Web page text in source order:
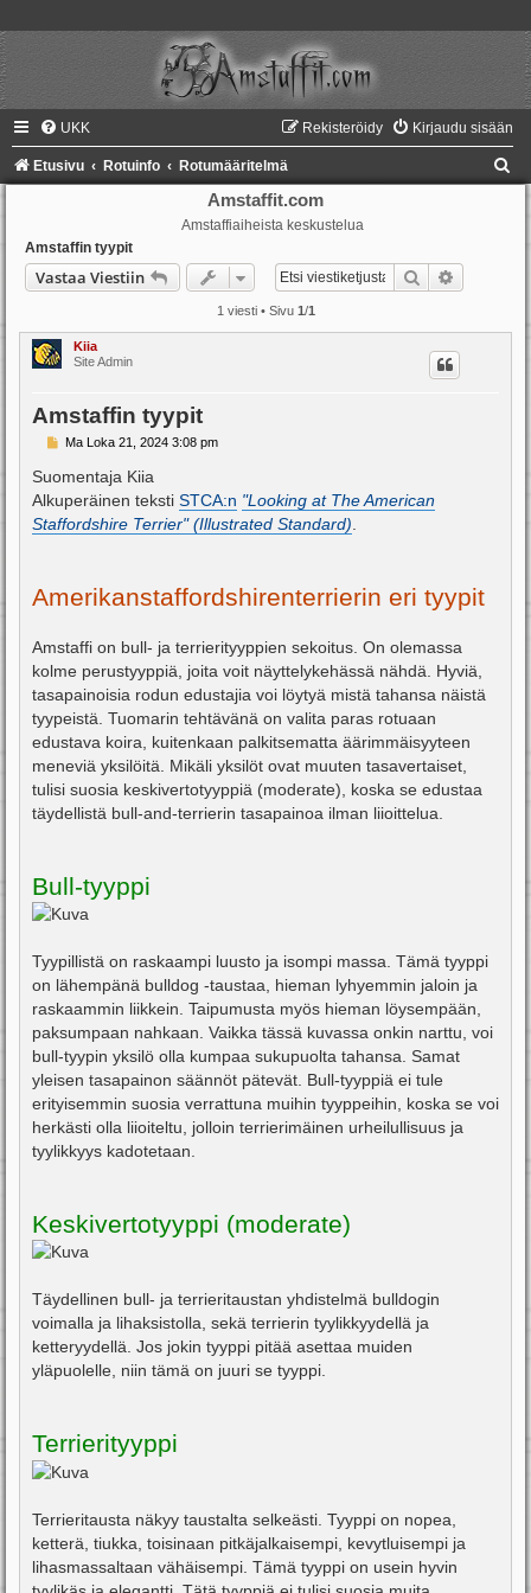
UKK Kirjaudu sisään
Rekisteröidy
Etusivu Rotuinfo Rotumääritelmä
Amstaffit.com
Amstaffiaiheista keskustelua
Amstaffin tyypit
Vastaa Viestiin Etsi
1 viesti • Sivu 1/1
Kiia
Site Admin
Amstaffin tyypit
V
e
t
i
Ma Loka 21, 2024 3:08 pm
Suomentaja Kiia
Alkuperäinen teksti STCA:n "Looking at The American
Staffordshire Terrier" (Illustrated Standard)
Amerikanstaffordshirenterrierin eri tyypit
Amstaffi on bull- ja terrierityyppien sekoitus. On olemassa
kolme perustyyppiä, joita voit näyttelykehässä nähdä. Hyviä,
tasapainoisia rodun edustajia voi löytyä mistä tahansa näistä
tyypeistä. Tuomarin tehtävänä on valita paras rotuaan
edustava koira, kuitenkaan palkitsematta äärimmäisyyteen
meneviä yksilöitä. Mikäli yksilöt ovat muuten tasavertaiset,
tulisi suosia keskivertotyyppiä (moderate), koska se edustaa
täydellistä bull-and-terrierin tasapainoa ilman liioittelua.
Bull-tyyppi
Tyypillistä on raskaampi luusto ja isompi massa. Tämä tyyppi
on lähempänä bulldog -taustaa, hieman lyhyemmin jaloin ja
raskaammin liikkein. Taipumusta myös hieman löysempään,
paksumpaan nahkaan. Vaikka tässä kuvassa onkin narttu, voi
bull-tyypin yksilö olla kumpaa sukupuolta tahansa. Samat
yleisen tasapainon säännöt pätevät. Bull-tyyppiä ei tule
erityisemmin suosia verrattuna muihin tyyppeihin, koska se voi
herkästi olla liioiteltu, jolloin terrierimäinen urheilullisuus ja
tyylikkyys kadotetaan.
Keskivertotyyppi (moderate)
Täydellinen bull- ja terrieritaustan yhdistelmä bulldogin
voimalla ja lihaksistolla, sekä terrierin tyylikkyydellä ja
ketteryydellä. Jos jokin tyyppi pitää asettaa muiden
yläpuolelle, niin tämä on juuri se tyyppi.
Terrierityyppi
Terrieritausta näkyy taustalta selkeästi. Tyyppi on nopea,
ketterä, tiukka, toisinaan pitkäjalkaisempi, kevytluisempi ja
lihasmassaltaan vähäisempi. Tämä tyyppi on usein hyvin